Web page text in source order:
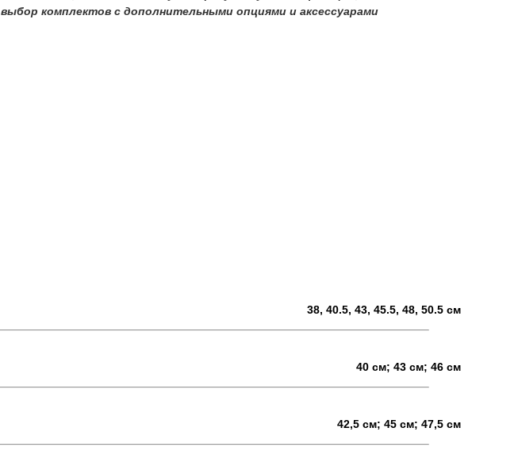
выбор комплектов с дополнительными опциями и аксессуарами
38, 40.5, 43, 45.5, 48, 50.5 см
40 см; 43 см; 46 см
42,5 см; 45 см; 47,5 см